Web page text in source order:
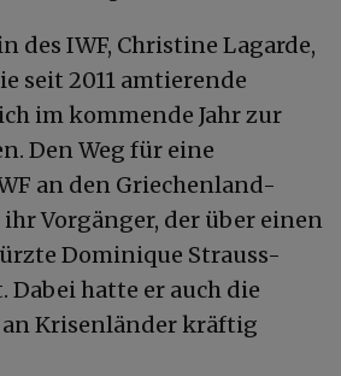
des IWF, Christine Lagarde,
seit 2011 amtierende
im kommende Jahr zur
Den Weg für eine
an den Griechenland-
Vorgänger, der über einen
Dominique Strauss-
Dabei hatte er auch die
Krisenländer kräftig